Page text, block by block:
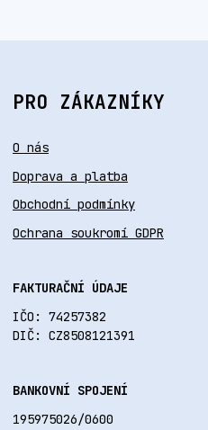
PRO ZÁKAZNÍKY
O nás
Doprava a platba
Obchodní podmínky
Ochrana soukromí GDPR
FAKTURAČNÍ ÚDAJE
IČO: 74257382
DIČ: CZ8508121391
BANKOVNÍ SPOJENÍ
195975026/0600